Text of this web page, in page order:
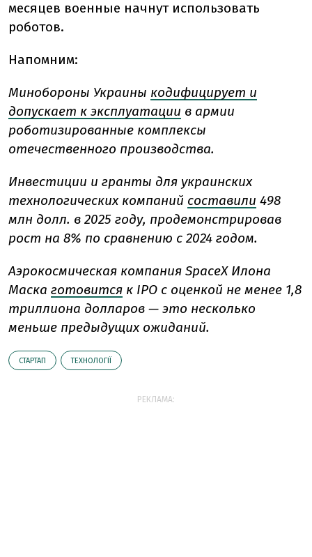
месяцев военные начнут использовать
роботов.
Напомним:
Минобороны Украины кодифицирует и
допускает к эксплуатации в армии
роботизированные комплексы
отечественного производства.
Инвестиции и гранты для украинских
технологических компаний составили 498
млн долл. в 2025 году, продемонстрировав
рост на 8% по сравнению с 2024 годом.
Аэрокосмическая компания SpaceX Илона
Маска готовится к IPO с оценкой не менее 1,8
триллиона долларов — это несколько
меньше предыдущих ожиданий.
СТАРТАП ТЕХНОЛОГІЇ
РЕКЛАМА: